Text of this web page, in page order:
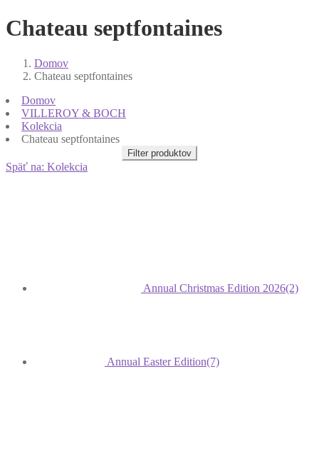
Chateau septfontaines
Domov
Chateau septfontaines
Domov
VILLEROY & BOCH
Kolekcia
Chateau septfontaines
Filter produktov
Späť na: Kolekcia
Annual Christmas Edition 2026(2)
Annual Easter Edition(7)